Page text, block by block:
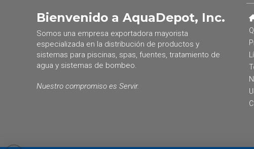
Bienvenido a AquaDepot, Inc.
Somos una empresa exportadora mayorista
especializada en la distribución de productos y
sistemas para piscinas, spas, fuentes, tratamiento de
agua y sistemas de bombeo.
Nuestro compromiso es Servir.